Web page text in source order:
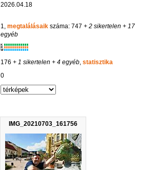
IMG_20210703_161756
2026.04.18
1,megtalálásaik száma: 747 + 2 sikertelen + 17
egyéb
K
R
W
176 + 1 sikertelen + 4 egyéb,statisztika
0